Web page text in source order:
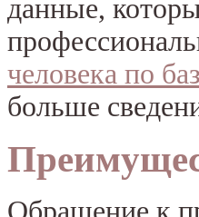
данные,
человека по
больше